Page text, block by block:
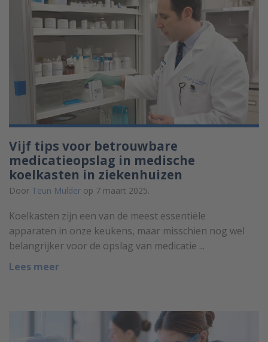
Vijf tips voor betrouwbare
medicatieopslag in medische
koelkasten in ziekenhuizen
Door Teun Mulder op 7 maart 2025.
Koelkasten zijn een van de meest essentiële
apparaten in onze keukens, maar misschien nog wel
belangrijker voor de opslag van medicatie ...
Lees meer